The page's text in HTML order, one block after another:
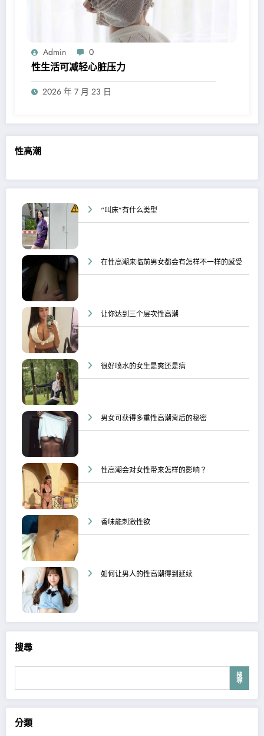
性高潮
“叫床”有什么类型
在性高潮来临前男女都会有怎样不一样的感受
让你达到三个层次性高潮
很好喷水的女生是爽还是病
男女可获得多重性高潮背后的秘密
性高潮会对女性带来怎样的影响？
香味能刺激性欲
如何让男人的性高潮得到延续
Admin 0
性生活可减轻心脏压力
2026 年 7 月 23 日
搜尋
搜
尋
分類